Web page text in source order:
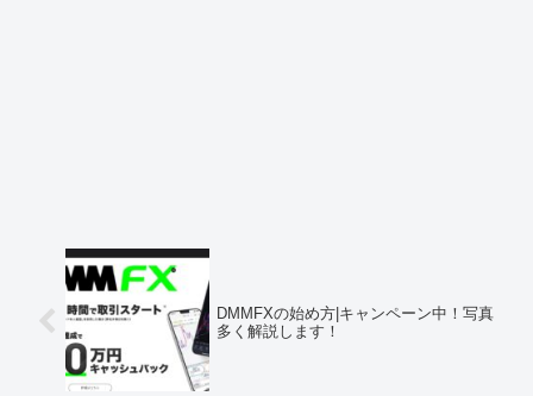
DMMFXの始め方|キャンペーン中！写真
多く解説します！